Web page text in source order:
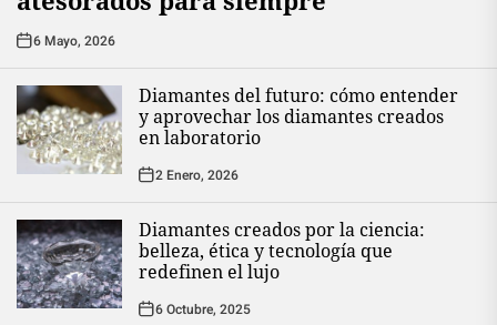
6 Mayo, 2026
Diamantes del futuro: cómo entender
y aprovechar los diamantes creados
en laboratorio
2 Enero, 2026
Diamantes creados por la ciencia:
belleza, ética y tecnología que
redefinen el lujo
6 Octubre, 2025